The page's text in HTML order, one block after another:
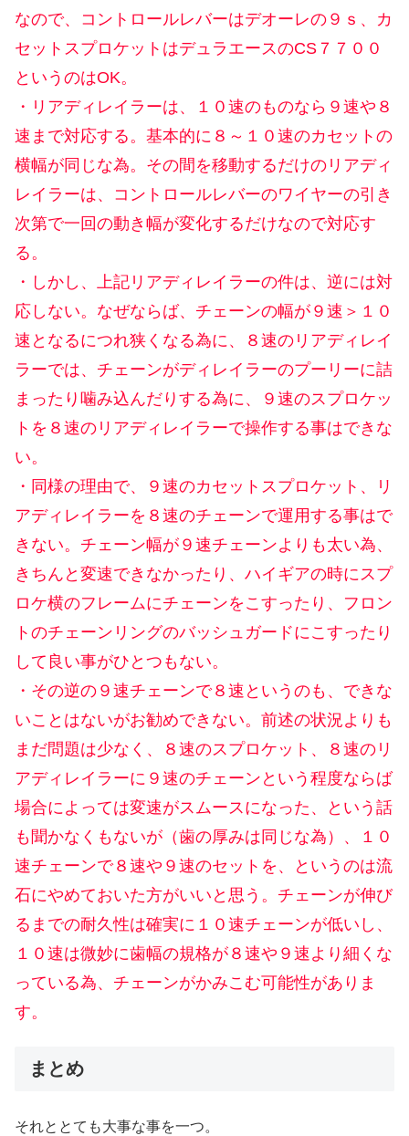
なので、コントロールレバーはデオーレの９ｓ、カ
セットスプロケットはデュラエースのCS７７００
というのはOK。
・リアディレイラーは、１０速のものなら９速や８
速まで対応する。基本的に８～１０速のカセットの
横幅が同じな為。その間を移動するだけのリアディ
レイラーは、コントロールレバーのワイヤーの引き
次第で一回の動き幅が変化するだけなので対応す
る。
・しかし、上記リアディレイラーの件は、逆には対
応しない。なぜならば、チェーンの幅が９速＞１０
速となるにつれ狭くなる為に、８速のリアディレイ
ラーでは、チェーンがディレイラーのプーリーに詰
まったり噛み込んだりする為に、９速のスプロケッ
トを８速のリアディレイラーで操作する事はできな
い。
・同様の理由で、９速のカセットスプロケット、リ
アディレイラーを８速のチェーンで運用する事はで
きない。チェーン幅が９速チェーンよりも太い為、
きちんと変速できなかったり、ハイギアの時にスプ
ロケ横のフレームにチェーンをこすったり、フロン
トのチェーンリングのバッシュガードにこすったり
して良い事がひとつもない。
・その逆の９速チェーンで８速というのも、できな
いことはないがお勧めできない。前述の状況よりも
まだ問題は少なく、８速のスプロケット、８速のリ
アディレイラーに９速のチェーンという程度ならば
場合によっては変速がスムースになった、という話
も聞かなくもないが（歯の厚みは同じな為）、１０
速チェーンで８速や９速のセットを、というのは流
石にやめておいた方がいいと思う。チェーンが伸び
るまでの耐久性は確実に１０速チェーンが低いし、
１０速は微妙に歯幅の規格が８速や９速より細くな
っている為、チェーンがかみこむ可能性がありま
す。
まとめ
それととても大事な事を一つ。